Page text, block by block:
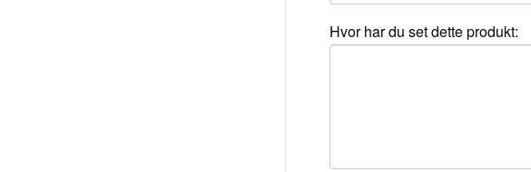
Hvor har du set dette produkt: